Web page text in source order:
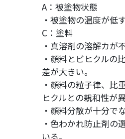
A：被塗物状態
・被塗物の温度が低
C：塗料
・真溶剤の溶解カが
・顔料とビヒクルの
差が大きい。
・顔料の粒子律、比
ヒクルとの親和性が
・顔料分散が十分でな
・色わかれ防止剤の
いる。